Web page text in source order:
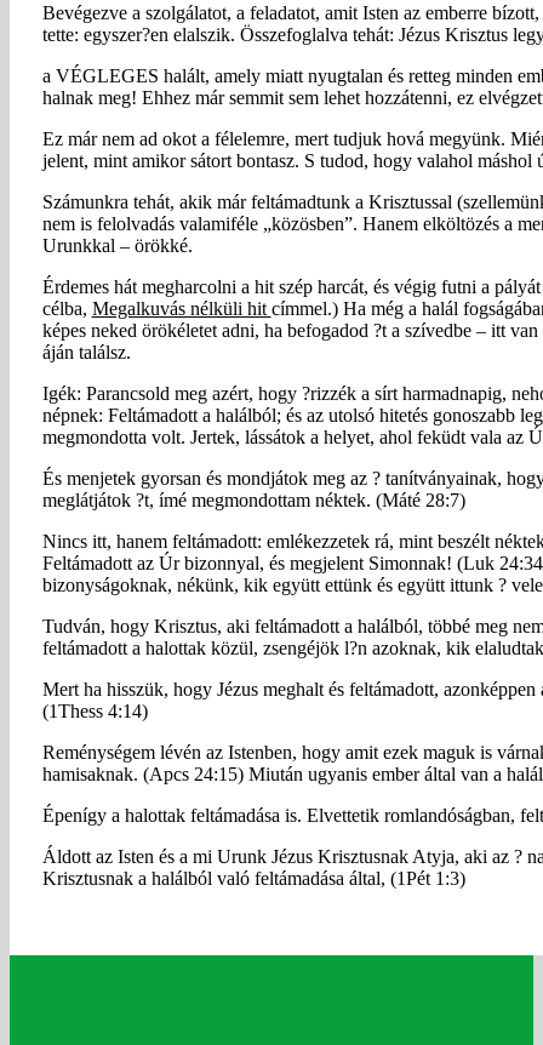
Bevégezve a szolgálatot, a feladatot, amit Isten az emberre
tette: egyszer?en elalszik. Összefoglalva tehát: Jézus Krisztus
a VÉGLEGES halált, amely miatt nyugtalan és retteg minden
halnak meg! Ehhez már semmit sem lehet hozzátenni, ez
Ez már nem ad okot a félelemre, mert tudjuk hová megyünk.
jelent, mint amikor sátort bontasz. S tudod, hogy valahol máshol
Számunkra tehát, akik már feltámadtunk a Krisztussal
nem is felolvadás valamiféle „közösben”. Hanem elköltözés a
Urunkkal – örökké.
Érdemes hát megharcolni a hit szép harcát, és végig futni a
célba, Megalkuvás nélküli hit címmel.) Ha még a halál
képes neked örökéletet adni, ha befogadod ?t a szívedbe – itt
áján találsz.
Igék: Parancsold meg azért, hogy ?rizzék a sírt harmadnapig,
népnek: Feltámadott a halálból; és az utolsó hitetés gonoszabb
megmondotta volt. Jertek, lássátok a helyet, ahol feküdt vala az
És menjetek gyorsan és mondjátok meg az ? tanítványainak,
meglátjátok ?t, ímé megmondottam néktek. (Máté 28:7)
Nincs itt, hanem feltámadott: emlékezzetek rá, mint beszélt
Feltámadott az Úr bizonnyal, és megjelent Simonnak! (Luk
bizonyságoknak, nékünk, kik együtt ettünk és együtt ittunk ?
Tudván, hogy Krisztus, aki feltámadott a halálból, többé meg
feltámadott a halottak közül, zsengéjök l?n azoknak, kik
Mert ha hisszük, hogy Jézus meghalt és feltámadott,
(1Thess 4:14)
Reménységem lévén az Istenben, hogy amit ezek maguk is
hamisaknak. (Apcs 24:15) Miután ugyanis ember által van a
Épenígy a halottak feltámadása is. Elvettetik romlandóságban,
Áldott az Isten és a mi Urunk Jézus Krisztusnak Atyja, aki az ?
Krisztusnak a halálból való feltámadása által, (1Pét 1:3)